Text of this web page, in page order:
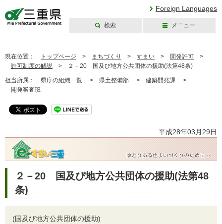
Foreign Languages
検索 メニュー
現在位置： トップページ > まちづくり > すまい > 開発許可 >
許可制度の解説 > ２－20 国及び地方公共団体の援助(法第48条)
担当所属： 県庁の組織一覧 > 県土整備部 > 建築開発課 >
開発審査班
平成28年03月29日
２－20 国及び地方公共団体の援助(法第48
条)
(国及び地方公共団体の援助)